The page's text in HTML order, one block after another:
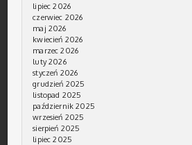
lipiec 2026
czerwiec 2026
maj 2026
kwiecień 2026
marzec 2026
luty 2026
styczeń 2026
grudzień 2025
listopad 2025
październik 2025
wrzesień 2025
sierpień 2025
lipiec 2025